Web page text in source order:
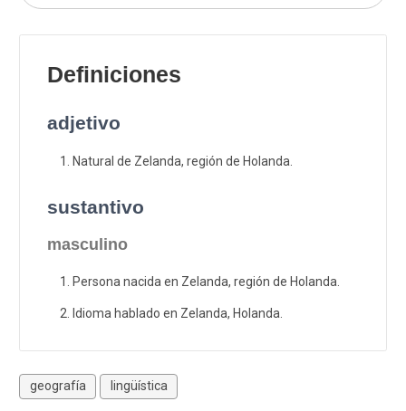
Definiciones
adjetivo
Natural de Zelanda, región de Holanda.
sustantivo
masculino
Persona nacida en Zelanda, región de Holanda.
Idioma hablado en Zelanda, Holanda.
geografía lingüística